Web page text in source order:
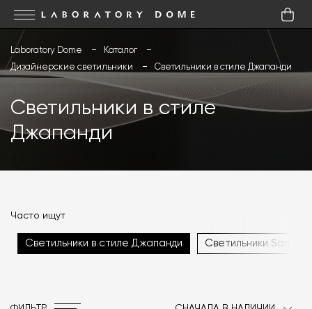
Laboratory Dome
Каталог
Дизайнерские светильники
Светильники в стиле Джапанди
Светильники в стиле
Джапанди
Часто ищут
Светильники
Светильники в стиле Джапанди